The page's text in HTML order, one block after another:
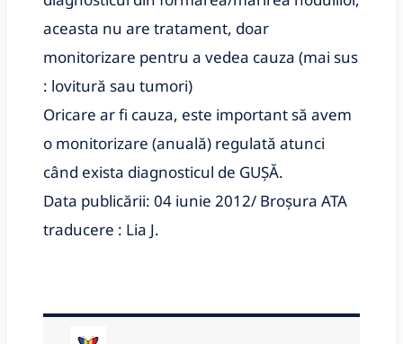
aceasta nu are tratament, doar
monitorizare pentru a vedea cauza (mai sus
: lovitură sau tumori)
Oricare ar fi cauza, este important să avem
o monitorizare (anuală) regulată atunci
când exista diagnosticul de GUȘĂ.
Data publicării: 04 iunie 2012/ Broșura ATA
traducere : Lia J.